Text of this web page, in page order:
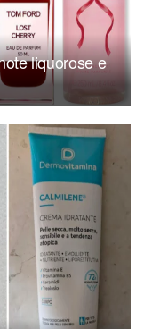
liquorose e